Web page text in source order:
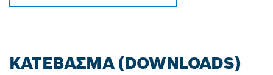
ΚΑΤΈΒΑΣΜΑ (DOWNLOADS)